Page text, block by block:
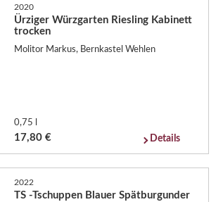
2020
Ürziger Würzgarten Riesling Kabinett
trocken
Molitor Markus, Bernkastel Wehlen
0,75 l
17,80 € Details
2022
TS -Tschuppen Blauer Spätburgunder